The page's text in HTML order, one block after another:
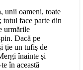
unii oameni, toate
totul face parte din
urmările
Dacă pe
ţie un tufiş de
înainte şi
în această